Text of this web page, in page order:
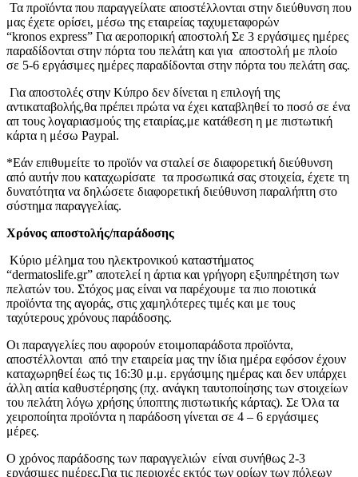
Τα προϊόντα που παραγγείλατε αποστέλλονται στην διεύθυνση που
μας έχετε ορίσει, μέσω της εταιρείας ταχυμεταφορών
“kronos express” Για αεροπορική αποστολή Σε 3 εργάσιμες ημέρες
παραδίδονται στην πόρτα του πελάτη και για αποστολή με πλοίο
σε 5-6 εργάσιμες ημέρες παραδίδονται στην πόρτα του πελάτη σας.
Για αποστολές στην Κύπρο δεν δίνεται η επιλογή της
αντικαταβολής,θα πρέπει πρώτα να έχει καταβληθεί το ποσό σε ένα
απ τους λογαριασμούς της εταιρίας,με κατάθεση η με πιστωτική
κάρτα η μέσω Paypal.
*Εάν επιθυμείτε το προϊόν να σταλεί σε διαφορετική διεύθυνση
από αυτήν που καταχωρίσατε τα προσωπικά σας στοιχεία, έχετε τη
δυνατότητα να δηλώσετε διαφορετική διεύθυνση παραλήπτη στο
σύστημα παραγγελίας.
Χρόνος αποστολής/παράδοσης
Κύριο μέλημα του ηλεκτρονικού καταστήματος
“dermatoslife.gr” αποτελεί η άρτια και γρήγορη εξυπηρέτηση των
πελατών του. Στόχος μας είναι να παρέχουμε τα πιο ποιοτικά
προϊόντα της αγοράς, στις χαμηλότερες τιμές και με τους
ταχύτερους χρόνους παράδοσης.
Οι παραγγελίες που αφορούν ετοιμοπαράδοτα προϊόντα,
αποστέλλονται από την εταιρεία μας την ίδια ημέρα εφόσον έχουν
καταχωρηθεί έως τις 16:30 μ.μ. εργάσιμης ημέρας και δεν υπάρχει
άλλη αιτία καθυστέρησης (πχ. ανάγκη ταυτοποίησης των στοιχείων
του πελάτη λόγω χρήσης ύποπτης πιστωτικής κάρτας). Σε Όλα τα
χειροποίητα προϊόντα η παράδοση γίνεται σε 4 – 6 εργάσιμες
μέρες.
Ο χρόνος παράδοσης των παραγγελιών είναι συνήθως 2-3
εργάσιμες ημέρες.Για τις περιοχές εκτός των ορίων των πόλεων